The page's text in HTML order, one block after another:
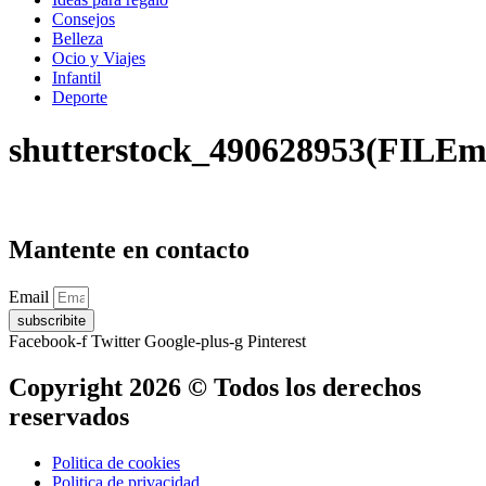
Consejos
Belleza
Ocio y Viajes
Infantil
Deporte
Mantente en contacto
Email
subscribite
Facebook-f Twitter Google-plus-g Pinterest
Copyright 2026 © Todos los derechos
reservados
Politica de cookies
Politica de privacidad